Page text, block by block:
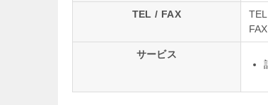
TEL / FAX
サービス